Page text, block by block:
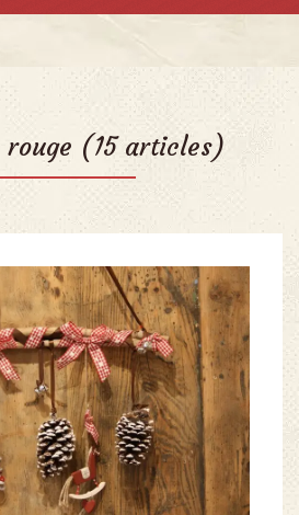
rouge (15 articles)